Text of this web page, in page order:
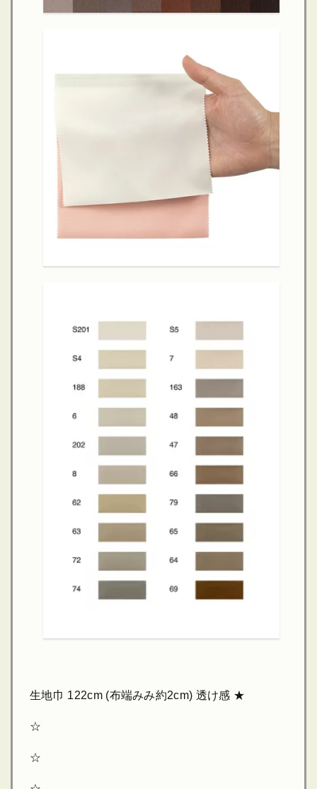
生地巾 122cm (布端みみ約2cm) 透け感 ★
☆
☆